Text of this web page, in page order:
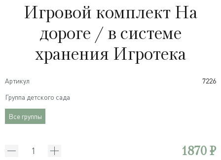
Игровой комплект На
дороге / в системе
хранения Игротека
Артикул
7226
Группа детского сада
Все группы
1870 ₽